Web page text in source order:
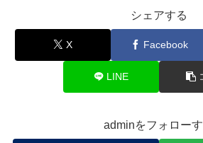
シェアする
X Facebook
LINE
adminをフォロー